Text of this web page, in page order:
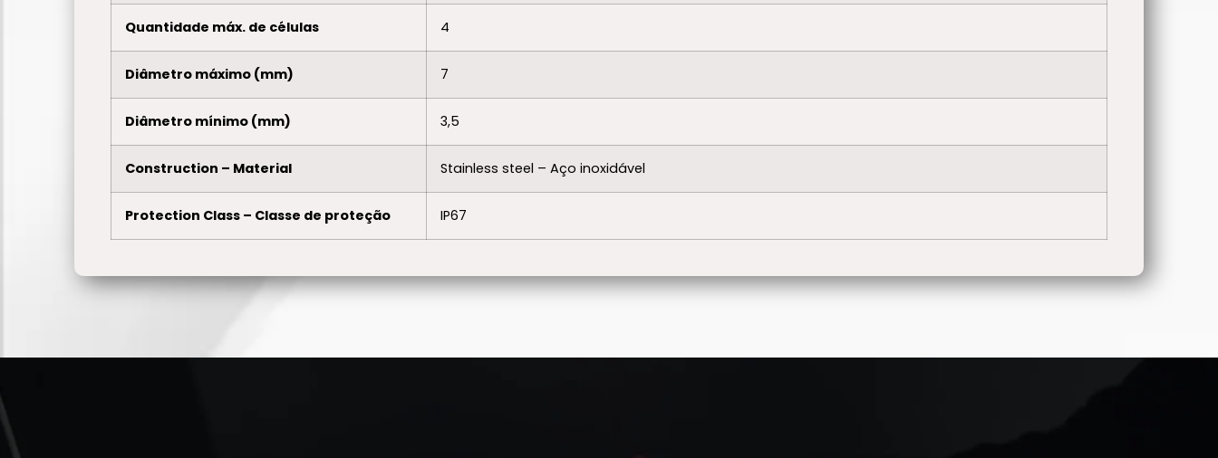
Quantidade máx. de células 4
Diâmetro máximo (mm) 7
Diâmetro mínimo (mm) 3,5
Construction – Material Stainless steel – Aço inoxidável
Protection Class – Classe de proteção IP67